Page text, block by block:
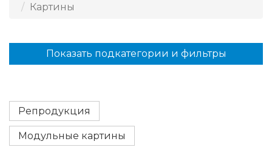
Картины
Репродукция
Модульные картины
Показать подкатегории и фильтры